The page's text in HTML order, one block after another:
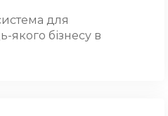
для
якого бізнесу в